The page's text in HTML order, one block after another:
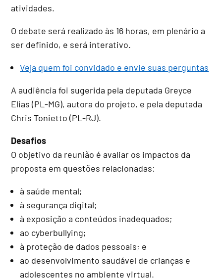
atividades.
O debate será realizado às 16 horas, em plenário a
ser definido, e será interativo.
Veja quem foi convidado e envie suas perguntas
A audiência foi sugerida pela deputada Greyce
Elias (PL-MG), autora do projeto, e pela deputada
Chris Tonietto (PL-RJ).
Desafios
O objetivo da reunião é avaliar os impactos da
proposta em questões relacionadas:
à saúde mental;
à segurança digital;
à exposição a conteúdos inadequados;
ao cyberbullying;
à proteção de dados pessoais; e
ao desenvolvimento saudável de crianças e
adolescentes no ambiente virtual.